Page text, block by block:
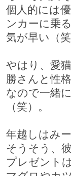
個人的には
ンカーに乗
気が早い（
やはり、愛
勝さんと性
なので一緒
（笑）。
年越しはみ
そうそう、
プレゼント